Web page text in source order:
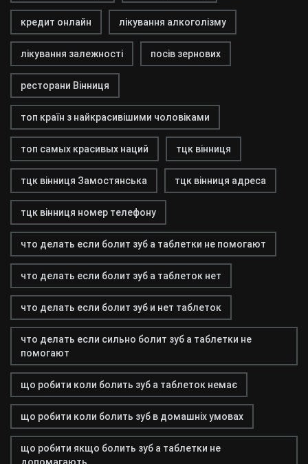
кредит онлайн лікування алкоголізму
лікування залежності посів зернових
ресторани Вінниця
топ країн з найкрасивішими чоловіками
топ самых красивых наций тцк вінниця
тцк вінниця Замостянська тцк вінниця адреса
тцк вінниця номер телефону
что делать если болит зуб а таблетки не помогают
что делать если болит зуб а таблеток нет
что делать если болит зуб и нет таблеток
что делать если сильно болит зуб а таблетки не
помогают
що робити коли болить зуб а таблеток немає
що робити коли болить зуб в домашніх умовах
що робити якщо болить зуб а таблетки не